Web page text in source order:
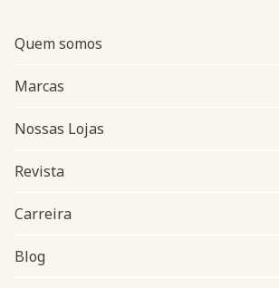
Navegação do rodapé
Quem somos
Marcas
Nossas Lojas
Revista
Carreira
Blog